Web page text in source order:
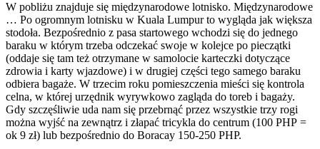
W pobliżu znajduje się międzynarodowe lotnisko. Międzynarodowe
… Po ogromnym lotnisku w Kuala Lumpur to wygląda jak większa
stodoła. Bezpośrednio z pasa startowego wchodzi się do jednego
baraku w którym trzeba odczekać swoje w kolejce po pieczątki
(oddaje się tam też otrzymane w samolocie karteczki dotyczące
zdrowia i karty wjazdowe) i w drugiej części tego samego baraku
odbiera bagaże. W trzecim roku pomieszczenia mieści się kontrola
celna, w której urzędnik wyrywkowo zagląda do toreb i bagaży.
Gdy szczęśliwie uda nam się przebrnąć przez wszystkie trzy rogi
można wyjść na zewnątrz i złapać tricykla do centrum (100 PHP =
ok 9 zł) lub bezpośrednio do Boracay 150-250 PHP.